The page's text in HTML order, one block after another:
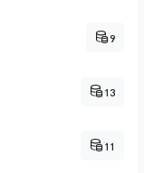
9
13
11